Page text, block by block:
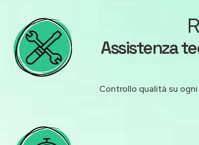
Assistenza
Controllo qualità su